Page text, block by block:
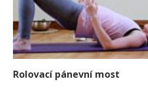
Rolovací pánevní most